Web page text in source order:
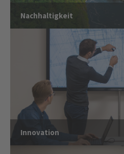
Nachhaltigkeit
Innovation